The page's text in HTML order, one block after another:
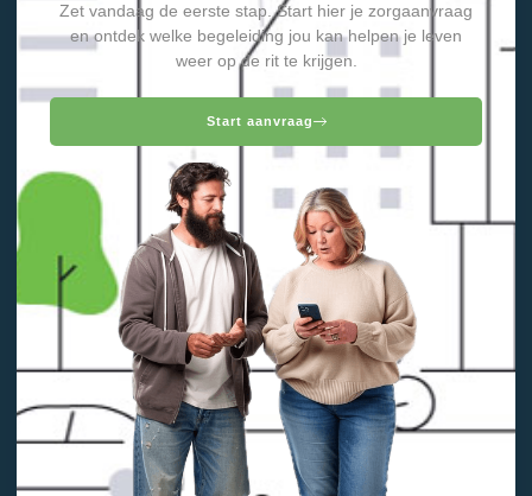
Zet vandaag de eerste stap. Start hier je zorgaanvraag
en ontdek welke begeleiding jou kan helpen je leven
weer op de rit te krijgen.
Start aanvraag